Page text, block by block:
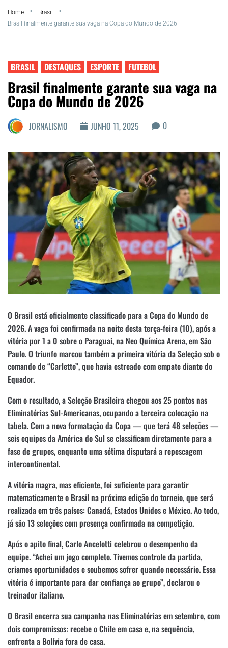
FLA Araru 2026
Região dos Lagos
Agenda Cultural
Colunistas
Matérias Exclusivas
Home
Brasil
Brasil finalmente garante sua vaga na Copa do Mundo de 2026
BRASIL DESTAQUES ESPORTE FUTEBOL
Brasil finalmente garante sua vaga na
Copa do Mundo de 2026
JORNALISMO JUNHO 11, 2025 0
O Brasil está oficialmente classificado para a Copa do Mundo de
2026. A vaga foi confirmada na noite desta terça-feira (10), após a
vitória por 1 a 0 sobre o Paraguai, na Neo Química Arena, em São
Paulo. O triunfo marcou também a primeira vitória da Seleção sob o
comando de “Carletto”, que havia estreado com empate diante do
Equador.
Com o resultado, a Seleção Brasileira chegou aos 25 pontos nas
Eliminatórias Sul-Americanas, ocupando a terceira colocação na
tabela. Com a nova formatação da Copa — que terá 48 seleções —
seis equipes da América do Sul se classificam diretamente para a
fase de grupos, enquanto uma sétima disputará a repescagem
intercontinental.
A vitória magra, mas eficiente, foi suficiente para garantir
matematicamente o Brasil na próxima edição do torneio, que será
realizada em três países: Canadá, Estados Unidos e México. Ao todo,
já são 13 seleções com presença confirmada na competição.
Após o apito final, Carlo Ancelotti celebrou o desempenho da
equipe. “Achei um jogo completo. Tivemos controle da partida,
criamos oportunidades e soubemos sofrer quando necessário. Essa
vitória é importante para dar confiança ao grupo”, declarou o
treinador italiano.
O Brasil encerra sua campanha nas Eliminatórias em setembro, com
dois compromissos: recebe o Chile em casa e, na sequência,
enfrenta a Bolívia fora de casa.